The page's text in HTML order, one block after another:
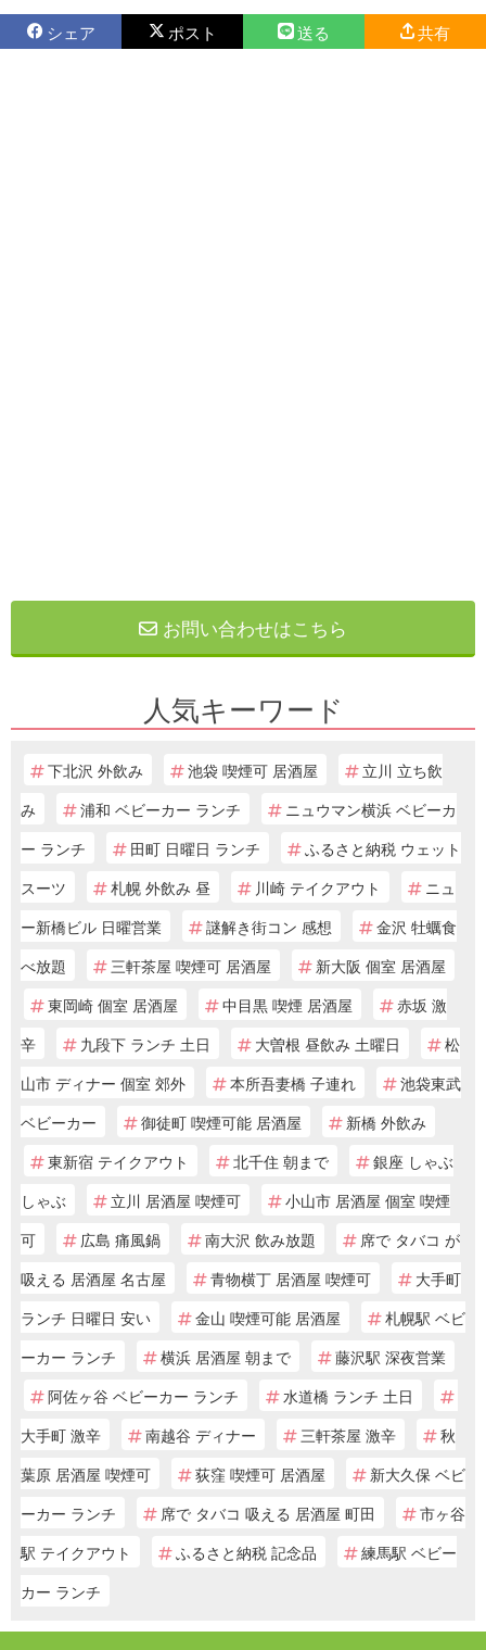
シェア ポスト 送る 共有
お問い合わせはこちら
人気キーワード
下北沢 外飲み 池袋 喫煙可 居酒屋
立川 立ち飲
み
浦和 ベビーカー ランチ
ニュウマン横浜 ベビーカ
ー ランチ
田町 日曜日 ランチ
ふるさと納税 ウェット
スーツ
札幌 外飲み 昼 川崎 テイクアウト
ニュ
ー新橋ビル 日曜営業
謎解き街コン 感想
金沢 牡蠣食
べ放題
三軒茶屋 喫煙可 居酒屋
新大阪 個室 居酒屋
東岡崎 個室 居酒屋
中目黒 喫煙 居酒屋
赤坂 激
辛
九段下 ランチ 土日 大曽根 昼飲み 土曜日
松
山市 ディナー 個室 郊外
本所吾妻橋 子連れ
池袋東武
ベビーカー
御徒町 喫煙可能 居酒屋
新橋 外飲み
東新宿 テイクアウト
北千住 朝まで
銀座 しゃぶ
しゃぶ
立川 居酒屋 喫煙可
小山市 居酒屋 個室 喫煙
可
広島 痛風鍋 南大沢 飲み放題
席で タバコ が
吸える 居酒屋 名古屋
青物横丁 居酒屋 喫煙可
大手町
ランチ 日曜日 安い
金山 喫煙可能 居酒屋
札幌駅 ベビ
ーカー ランチ
横浜 居酒屋 朝まで
藤沢駅 深夜営業
阿佐ヶ谷 ベビーカー ランチ
水道橋 ランチ 土日
大手町 激辛
南越谷 ディナー 三軒茶屋 激辛
秋
葉原 居酒屋 喫煙可
荻窪 喫煙可 居酒屋
新大久保 ベビ
ーカー ランチ
席で タバコ 吸える 居酒屋 町田
市ヶ谷
駅 テイクアウト
ふるさと納税 記念品
練馬駅 ベビー
カー ランチ